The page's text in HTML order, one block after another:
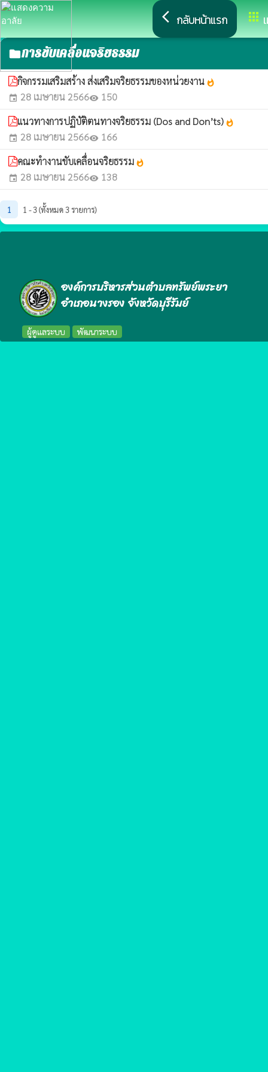
arrow_back_ios กลับหน้าแรก apps
folderการขับเคลื่อนจริยธรรม
กิจกรรมเสริมสร้าง ส่งเสริมจริยธรรมของหน่วยงาน whatshot
event 28 เมษายน 2566visibility 150
แนวทางการปฏิบัติตนทางจริยธรรม (Dos and Don’ts) whatshot
event 28 เมษายน 2566visibility 166
คณะทำงานขับเคลื่อนจริยธรรม whatshot
event 28 เมษายน 2566visibility 138
1 1 - 3 (ทั้งหมด 3 รายการ)
องค์การบริหารส่วนตำบลทรัพย์พระยา
อำเภอนางรอง จังหวัดบุรีรัมย์
ผู้ดูแลระบบ พัฒนาระบบ